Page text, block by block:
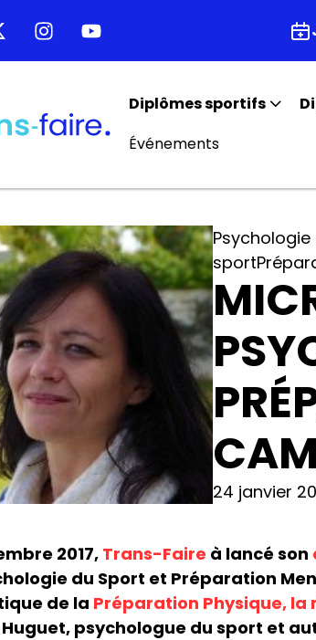
Diplômes sportifs
Événements
Psychologie
sport
24 janvier
2017, Trans-Faire à lancé son
du Sport et Préparation
de la Préparation Physique,
Huguet, psychologue du sport et